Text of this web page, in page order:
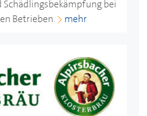
bei
Betrieben.
mehr